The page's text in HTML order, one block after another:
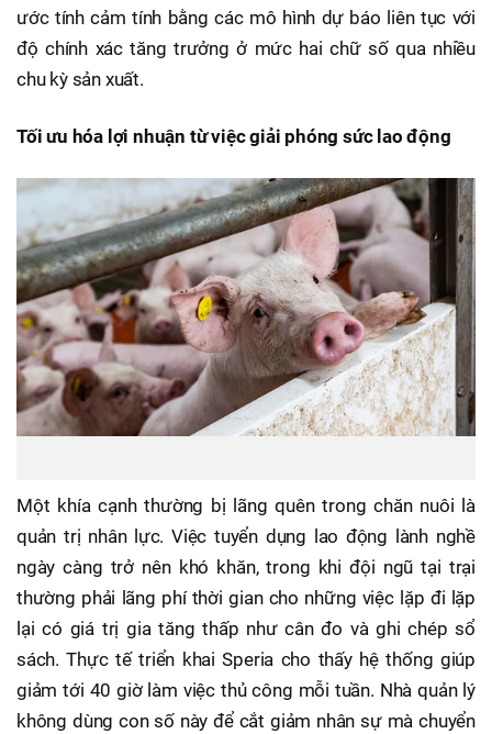
ước tính cảm tính bằng các mô hình dự báo liên tục với
độ chính xác tăng trưởng ở mức hai chữ số qua nhiều
chu kỳ sản xuất.
Tối ưu hóa lợi nhuận từ việc giải phóng sức lao động
Một khía cạnh thường bị lãng quên trong chăn nuôi là
quản trị nhân lực. Việc tuyển dụng lao động lành nghề
ngày càng trở nên khó khăn, trong khi đội ngũ tại trại
thường phải lãng phí thời gian cho những việc lặp đi lặp
lại có giá trị gia tăng thấp như cân đo và ghi chép sổ
sách. Thực tế triển khai Speria cho thấy hệ thống giúp
giảm tới 40 giờ làm việc thủ công mỗi tuần. Nhà quản lý
không dùng con số này để cắt giảm nhân sự mà chuyển